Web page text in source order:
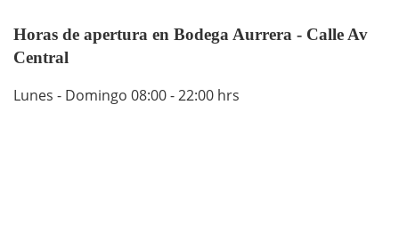
Horas de apertura en Bodega Aurrera - Calle Av
Central
Lunes - Domingo 08:00 - 22:00 hrs